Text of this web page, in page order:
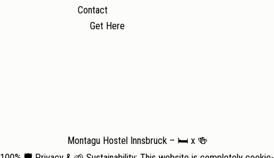
Contact
Get Here
Montagu Hostel Innsbruck – 🛏️ x 🍻